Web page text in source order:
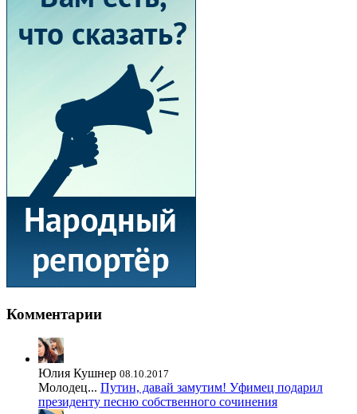
Комментарии
Юлия Кушнер 08.10.2017
Молодец... Путин, давай замутим! Уфимец подарил
президенту песню собственного сочинения